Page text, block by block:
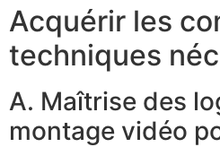
Acquérir les
techniques
A. Maîtrise des
montage vidéo